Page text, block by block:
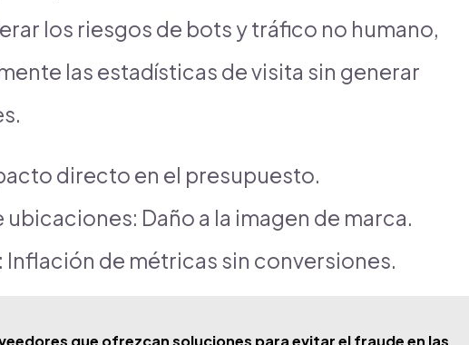
los riesgos de bots y tráfico no humano,
las estadísticas de visita sin generar
directo en el presupuesto.
Daño a la imagen de marca.
Inflación de métricas sin conversiones.
que ofrezcan soluciones para evitar el fraude en las